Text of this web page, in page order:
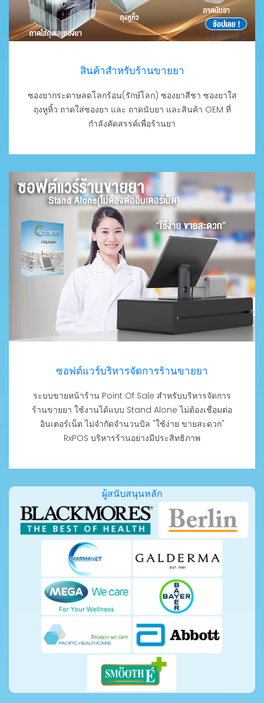
สินค้าสำหรับร้านขายยา
ซองยากระดาษลดโลกร้อน(รักษ์โลก) ซองยาสีชา ซองยาใส
ถุงหูหิ้ว ถาดใส่ซองยา และ ถาดนับยา และสินค้า OEM ที่
กำลังคัดสรรค์เพื่อร้านยา
ซอฟต์แวร์บริหารจัดการร้านขายยา
ระบบขายหน้าร้าน Point Of Sale สำหรับบริหารจัดการ
ร้านขายยา ใช้งานได้แบบ Stand Alone ไม่ต้องเชื่อมต่อ
อินเตอร์เน็ต ไม่จำกัดจำนวนบิล "ใช้ง่าย ขายสะดวก"
RxPOS บริหารร้านอย่างมีประสิทธิภาพ
ผู้สนับสนุนหลัก